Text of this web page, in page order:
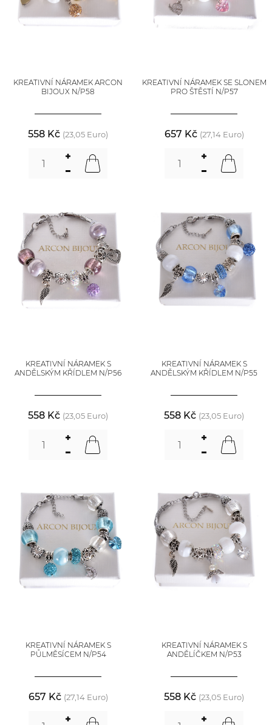
KREATIVNÍ NÁRAMEK ARCON
BIJOUX N/P58
558 Kč (23,05 Euro)
KREATIVNÍ NÁRAMEK SE SLONEM
PRO ŠTĚSTÍ N/P57
657 Kč (27,14 Euro)
KREATIVNÍ NÁRAMEK S
ANDĚLSKÝM KŘÍDLEM N/P56
558 Kč (23,05 Euro)
KREATIVNÍ NÁRAMEK S
ANDĚLSKÝM KŘÍDLEM N/P55
558 Kč (23,05 Euro)
KREATIVNÍ NÁRAMEK S
PŮLMĚSÍCEM N/P54
657 Kč (27,14 Euro)
KREATIVNÍ NÁRAMEK S
ANDĚLÍČKEM N/P53
558 Kč (23,05 Euro)